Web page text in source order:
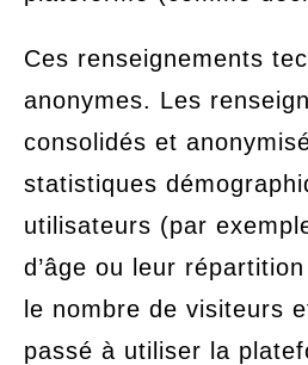
Ces renseignements
anonymes. Les
consolidés et
statistiques
utilisateurs (par
d’âge ou leur
le nombre de visiteurs
passé à utiliser la